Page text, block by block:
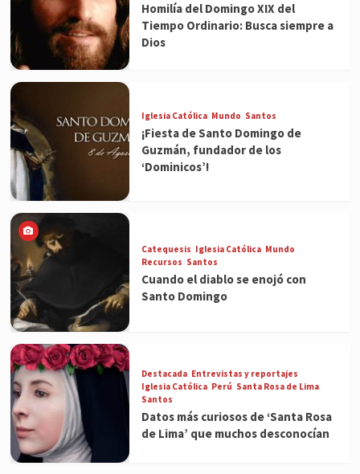
Homilía del Domingo XIX del
Tiempo Ordinario: Busca siempre a
Dios
Iglesia Católica Mundo Santos
¡Fiesta de Santo Domingo de
Guzmán, fundador de los
‘Dominicos’!
Catequesis Iglesia Católica Mundo
Recursos Santos
Cuando el diablo se enojó con
Santo Domingo
Destacada Entrevistas y reportajes
Iglesia Católica Perú Santa Rosa de Lima
Santos
Datos más curiosos de ‘Santa Rosa
de Lima’ que muchos desconocían